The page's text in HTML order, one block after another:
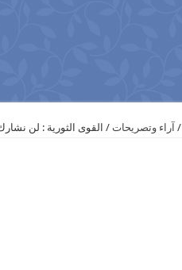
/ آراء وتصريحات / القوى الثورية : لن